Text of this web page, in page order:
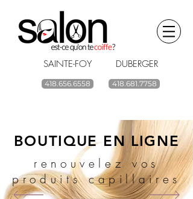
SAINTE-FOY DUBERGER
418.656.6558 418.681.7758
BOUTIQUE EN LIGNE
renouvelez vos
produits capillaires